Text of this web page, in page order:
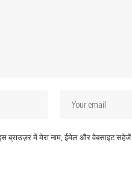
ब्राउज़र में मेरा नाम, ईमेल और वेबसाइट